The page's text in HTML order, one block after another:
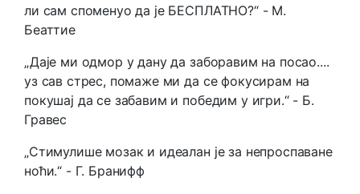
ли сам споменуо да је БЕСПЛАТНО?“ - М.
Беаттие
„Даје ми одмор у дану да заборавим на посао....
уз сав стрес, помаже ми да се фокусирам на
покушај да се забавим и победим у игри.“ - Б.
Гравес
„Стимулише мозак и идеалан је за непроспаване
ноћи.“ - Г. Бранифф